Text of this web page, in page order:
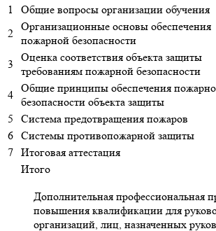
1
Общие вопросы организации обучения
2
Организационные основы обеспечения
пожарной безопасности
3
Оценка соответствия объекта защиты
требованиям пожарной безопасности
4
Общие принципы обеспечения
безопасности объекта защиты
5
Система предотвращения пожаров
6 Системы противопожарной защиты
7 Итоговая аттестация
Итого
Дополнительная профессиональная
повышения квалификации для
организаций, лиц, назначенных